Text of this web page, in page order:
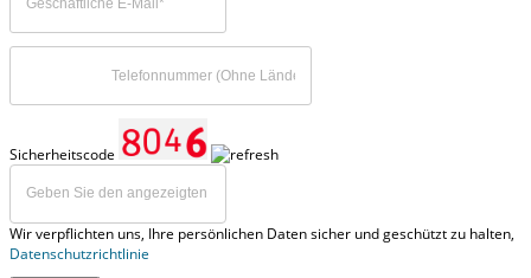
Sicherheitscode
Wir verpflichten uns, Ihre persönlichen Daten sicher und geschützt zu halten,
Datenschutzrichtlinie